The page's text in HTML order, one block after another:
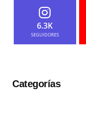
6.3K
SEGUIDORES
Categorías